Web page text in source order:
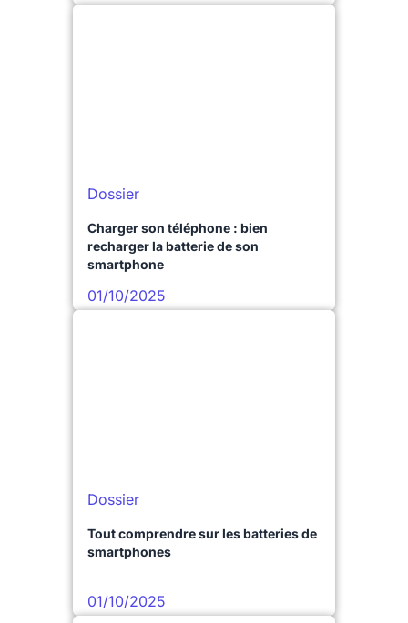
Dossier
Charger son téléphone : bien
recharger la batterie de son
smartphone
01/10/2025
Dossier
Tout comprendre sur les batteries de
smartphones
01/10/2025